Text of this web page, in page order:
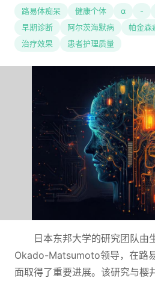
路易体痴呆 健康个体 α -
早期诊断
阿尔茨海默病 帕金森
治疗效果
患者护理质量
日本东邦大学的研究团队由
Okado-Matsumoto领导，在路
面取得了重要进展。该研究与樱